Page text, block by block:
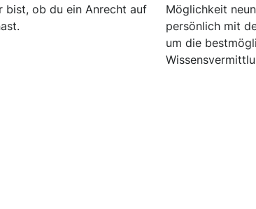
bist, ob du ein Anrecht auf
Möglichkeit
persönlich mit
um die